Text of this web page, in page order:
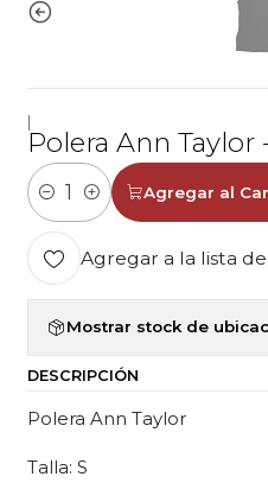
Polera Ann Taylor
Cantidad
Agregar al
Agregar a la lista
Mostrar stock de
DESCRIPCIÓN
Polera Ann Taylor
Talla: S